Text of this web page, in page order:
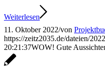
Weiterlesen
11. Oktober 2022/von
https://zeitz2035.de/dateien/
20:21:37WOW! Gute